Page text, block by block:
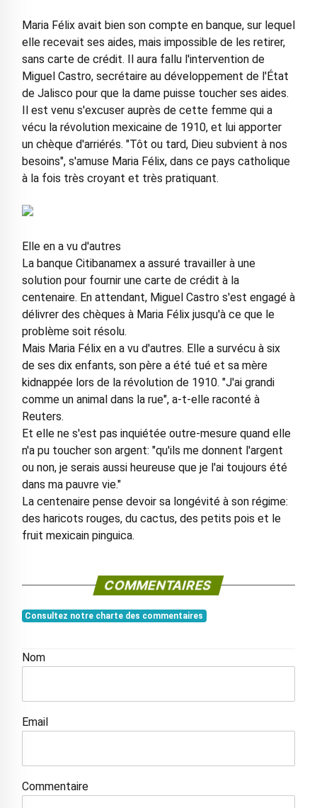
Maria Félix avait bien son compte en banque, sur lequel
elle recevait ses aides, mais impossible de les retirer,
sans carte de crédit. Il aura fallu l'intervention de
Miguel Castro, secrétaire au développement de l'État
de Jalisco pour que la dame puisse toucher ses aides.
Il est venu s'excuser auprès de cette femme qui a
vécu la révolution mexicaine de 1910, et lui apporter
un chèque d'arriérés. "Tôt ou tard, Dieu subvient à nos
besoins", s'amuse Maria Félix, dans ce pays catholique
à la fois très croyant et très pratiquant.
Elle en a vu d'autres
La banque Citibanamex a assuré travailler à une
solution pour fournir une carte de crédit à la
centenaire. En attendant, Miguel Castro s'est engagé à
délivrer des chèques à Maria Félix jusqu'à ce que le
problème soit résolu.
Mais Maria Félix en a vu d'autres. Elle a survécu à six
de ses dix enfants, son père a été tué et sa mère
kidnappée lors de la révolution de 1910. "J'ai grandi
comme un animal dans la rue", a-t-elle raconté à
Reuters.
Et elle ne s'est pas inquiétée outre-mesure quand elle
n'a pu toucher son argent: "qu'ils me donnent l'argent
ou non, je serais aussi heureuse que je l'ai toujours été
dans ma pauvre vie."
La centenaire pense devoir sa longévité à son régime:
des haricots rouges, du cactus, des petits pois et le
fruit mexicain pinguica.
COMMENTAIRES
Consultez notre charte des commentaires
Nom
Email
Commentaire